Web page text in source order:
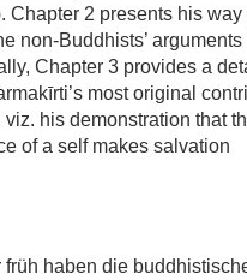
Chapter 2 presents his way
non-Buddhists’
Chapter 3 provides a
most original
viz. his demonstration that
of a self makes salvation
früh haben die